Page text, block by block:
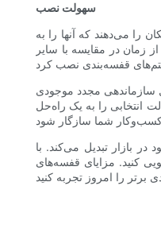
سهولت نصب
را می‌دهند که آنها را به
زمان در مقایسه با سایر
سازماندهی مجدد موجودی
انتخابی را به یک راه‌حل
بازار تبدیل می‌کند. با
کنید. مزایای قفسه‌های